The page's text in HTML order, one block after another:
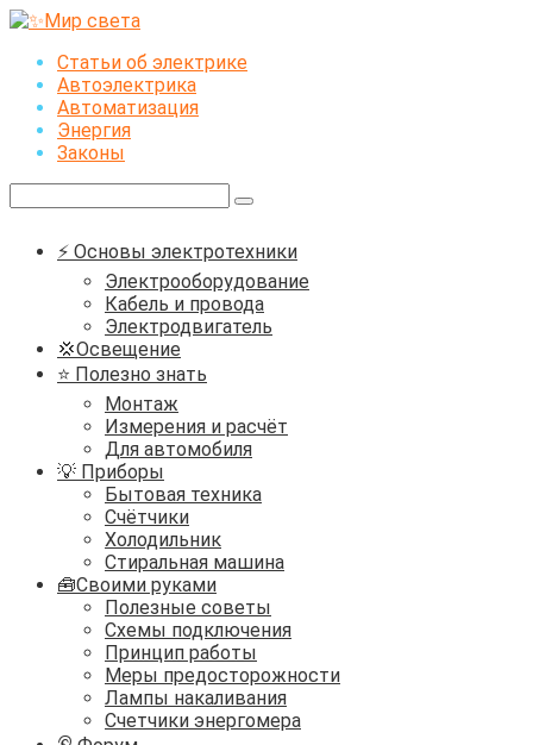
Перейти
контентуСтатьи об электрике
Автоэлектрика
Автоматизация
Энергия
Законы
⚡ Основы электротехники
Электрооборудование
Кабель и провода
Электродвигатель
💢Освещение
⭐ Полезно знать
Монтаж
Измерения и расчёт
Для автомобиля
💡 Приборы
Бытовая техника
Счётчики
Холодильник
Стиральная машина
🧰Своими руками
Полезные советы
Схемы подключения
Принцип работы
Меры предосторожности
Лампы накаливания
Счетчики энергомера